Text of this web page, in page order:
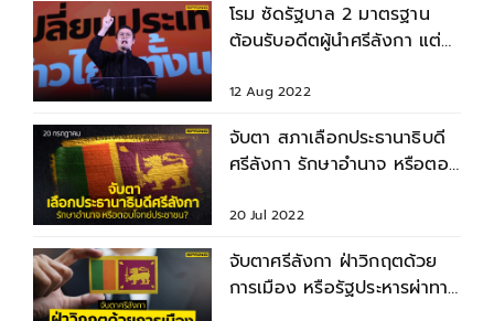
โรม ซัดรัฐบาล 2 มาตรฐาน
ต้อนรับอดีตผู้นำศรีลังกา แต่
12 Aug 2022
จับตา สภาเลือกประธานาธิบดี
ศรีลังกา รักษาอำนาจ หรือตอบ
20 Jul 2022
จับตาศรีลังกา ฝ่าวิกฤตด้วย
การเมือง หรือรัฐประหารผ่าทาง